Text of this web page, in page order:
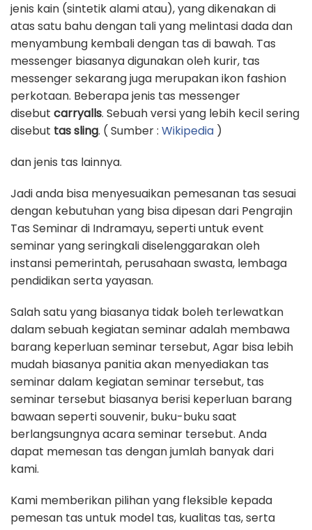
jenis kain (sintetik alami atau), yang dikenakan di
atas satu bahu dengan tali yang melintasi dada dan
menyambung kembali dengan tas di bawah. Tas
messenger biasanya digunakan oleh kurir, tas
messenger sekarang juga merupakan ikon fashion
perkotaan. Beberapa jenis tas messenger
disebut carryalls. Sebuah versi yang lebih kecil sering
disebut tas sling. ( Sumber : Wikipedia )
dan jenis tas lainnya.
Jadi anda bisa menyesuaikan pemesanan tas sesuai
dengan kebutuhan yang bisa dipesan dari Pengrajin
Tas Seminar di Indramayu, seperti untuk event
seminar yang seringkali diselenggarakan oleh
instansi pemerintah, perusahaan swasta, lembaga
pendidikan serta yayasan.
Salah satu yang biasanya tidak boleh terlewatkan
dalam sebuah kegiatan seminar adalah membawa
barang keperluan seminar tersebut, Agar bisa lebih
mudah biasanya panitia akan menyediakan tas
seminar dalam kegiatan seminar tersebut, tas
seminar tersebut biasanya berisi keperluan barang
bawaan seperti souvenir, buku-buku saat
berlangsungnya acara seminar tersebut. Anda
dapat memesan tas dengan jumlah banyak dari
kami.
Kami memberikan pilihan yang fleksible kepada
pemesan tas untuk model tas, kualitas tas, serta